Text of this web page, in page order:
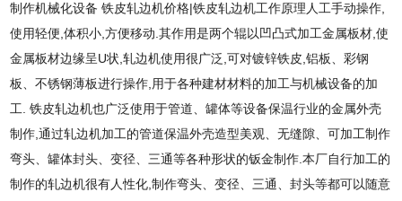
制作机械化设备 铁皮轧边机价格|铁皮轧边机工作原理人工手动操作,
使用轻便,体积小,方便移动.其作用是两个辊以凹凸式加工金属板材,使
金属板材边缘呈U状,轧边机使用很广泛,可对镀锌铁皮,铝板、彩钢
板、不锈钢薄板进行操作,用于各种建材材料的加工与机械设备的加
工. 铁皮轧边机也广泛使用于管道、罐体等设备保温行业的金属外壳
制作,通过轧边机加工的管道保温外壳造型美观、无缝隙、可加工制作
弯头、罐体封头、变径、三通等各种形状的钣金制作.本厂自行加工的
制作的轧边机很有人性化,制作弯头、变径、三通、封头等都可以随意